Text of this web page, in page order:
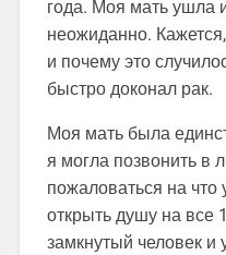
года. Моя мать ушла
неожиданно.
и почему это
быстро доконал рак.
Моя мать была
я могла позвонить в
пожаловаться на что
открыть душу на все
замкнутый человек и